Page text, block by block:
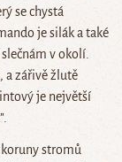
se chystá
je silák a také
v okolí.
a zářivě žlutě
je největší
koruny stromů